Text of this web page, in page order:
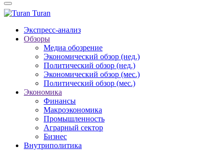
Turan
Экспресс-анализ
Обзоры
Медиа обозрение
Экономический обзор (нед.)
Политический обзор (нед.)
Экономический обзор (мес.)
Политический обзор (мес.)
Экономика
Финансы
Макроэкономика
Промышленность
Аграрный сектор
Бизнес
Внутриполитика